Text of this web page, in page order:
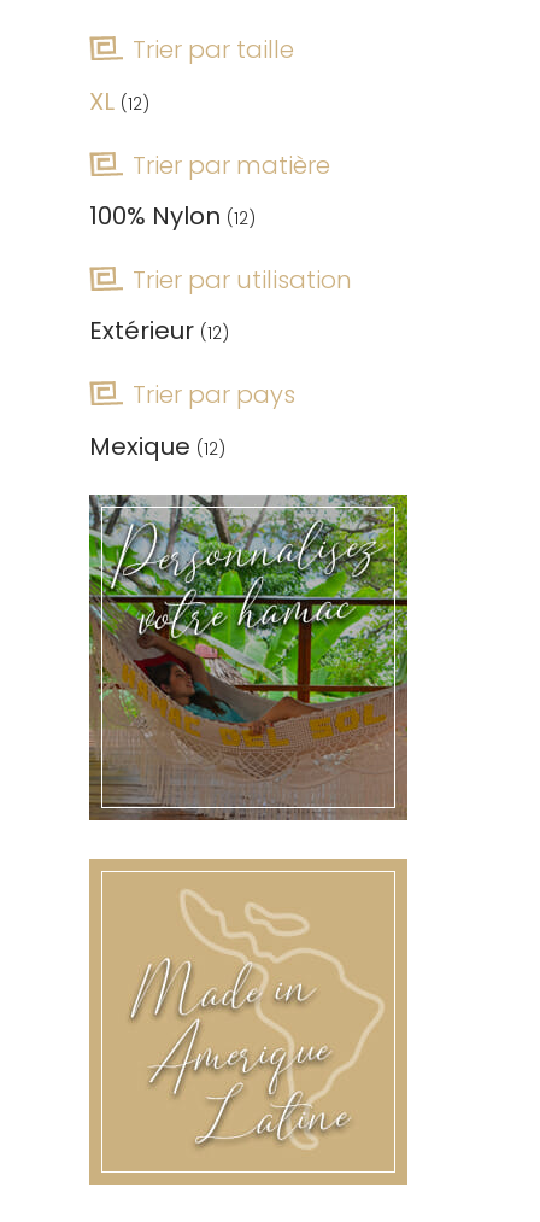
Trier par taille
XL (12)
Trier par matière
100% Nylon (12)
Trier par utilisation
Extérieur (12)
Trier par pays
Mexique (12)